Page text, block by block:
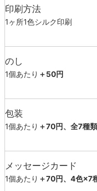
印刷方法
1ヶ所1色シルク印刷
のし
1個あたり ＋50円
包装
1個あたり ＋70円、全7種類
メッセージカード
1個あたり ＋70円、4色×7